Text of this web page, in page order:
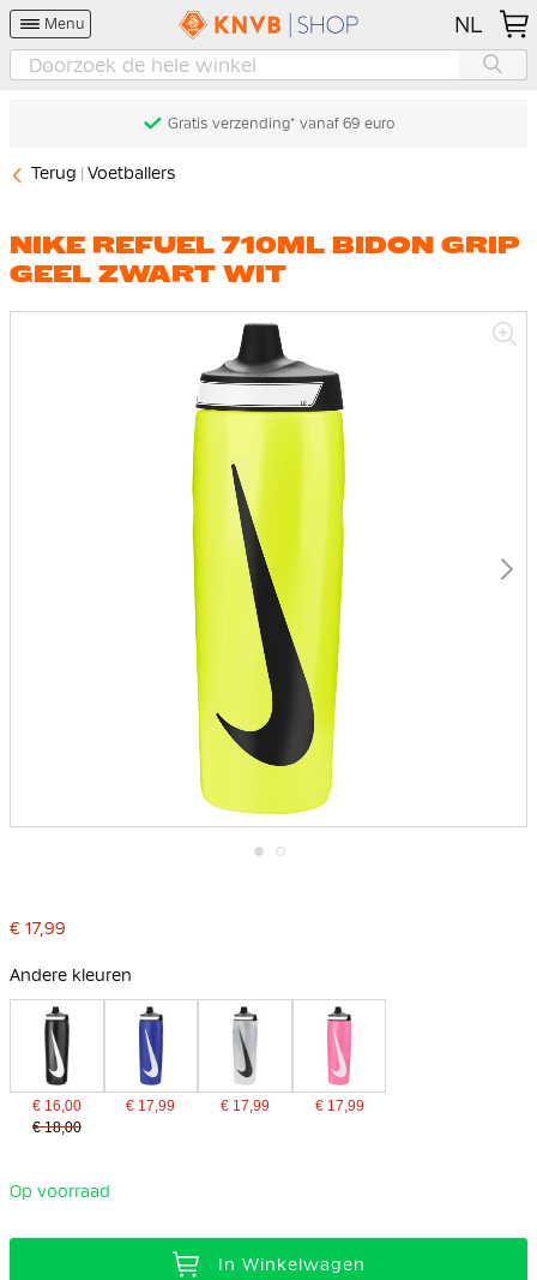
Menu NL
Gratis verzending* vanaf 69 euro
Terug Voetballers
NIKE REFUEL 710ML BIDON GRIP
GEEL ZWART WIT
begin
de
€ 17,99
Andere kleuren
€ 16,00
€ 18,00
€ 17,99 € 17,99 € 17,99
Op voorraad
In Winkelwagen